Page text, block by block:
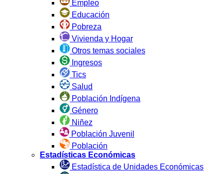
Empleo
Educación
Pobreza
Vivienda y Hogar
Otros temas sociales
Ingresos
Tics
Salud
Población Indígena
Género
Niñez
Población Juvenil
Población
Estadísticas Económicas
Estadística de Unidades Económicas